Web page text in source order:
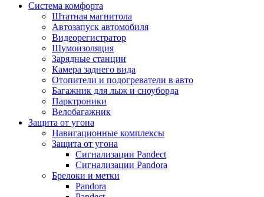
Система комфорта
Штатная магнитола
Автозапуск автомобиля
Видеорегистратор
Шумоизоляция
Зарядные станции
Камера заднего вида
Отопители и подогреватели в авто
Багажник для лыж и сноуборда
Парктроники
Велобагажник
Защита от угона
Навигационные комплексы
Защита от угона
Сигнализации Pandect
Сигнализации Pandora
Брелоки и метки
Pandora